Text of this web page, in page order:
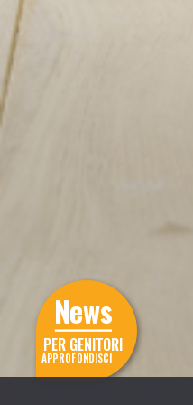
News
PER GENITORI
APPROFONDISCI